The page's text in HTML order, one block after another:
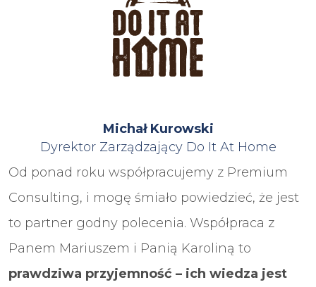
Michał Kurowski
Dyrektor Zarządzający Do It At Home
Od ponad roku współpracujemy z Premium
Consulting, i mogę śmiało powiedzieć, że jest
to partner godny polecenia. Współpraca z
Panem Mariuszem i Panią Karoliną to
prawdziwa przyjemność – ich wiedza jest